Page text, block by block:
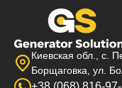
Киевская обл., с.
Борщаговка, ул.